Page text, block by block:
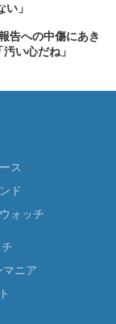
」
告への中傷にあき
い心だね」
ス
ド
ォッチ
ニア